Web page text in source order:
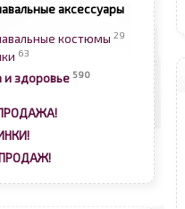
аксессуары
костюмы 29
63
и здоровье 590